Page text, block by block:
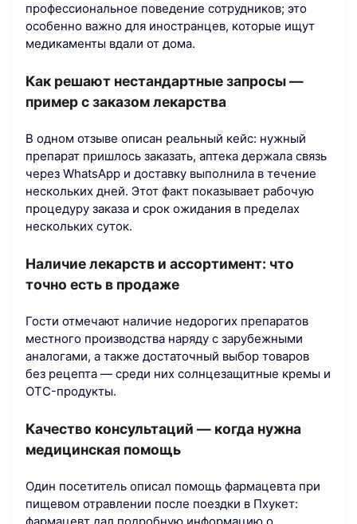
профессиональное поведение сотрудников; это
особенно важно для иностранцев, которые ищут
медикаменты вдали от дома.
Как решают нестандартные запросы —
пример с заказом лекарства
В одном отзыве описан реальный кейс: нужный
препарат пришлось заказать, аптека держала связь
через WhatsApp и доставку выполнила в течение
нескольких дней. Этот факт показывает рабочую
процедуру заказа и срок ожидания в пределах
нескольких суток.
Наличие лекарств и ассортимент: что
точно есть в продаже
Гости отмечают наличие недорогих препаратов
местного производства наряду с зарубежными
аналогами, а также достаточный выбор товаров
без рецепта — среди них солнцезащитные кремы и
OTC-продукты.
Качество консультаций — когда нужна
медицинская помощь
Один посетитель описал помощь фармацевта при
пищевом отравлении после поездки в Пхукет: